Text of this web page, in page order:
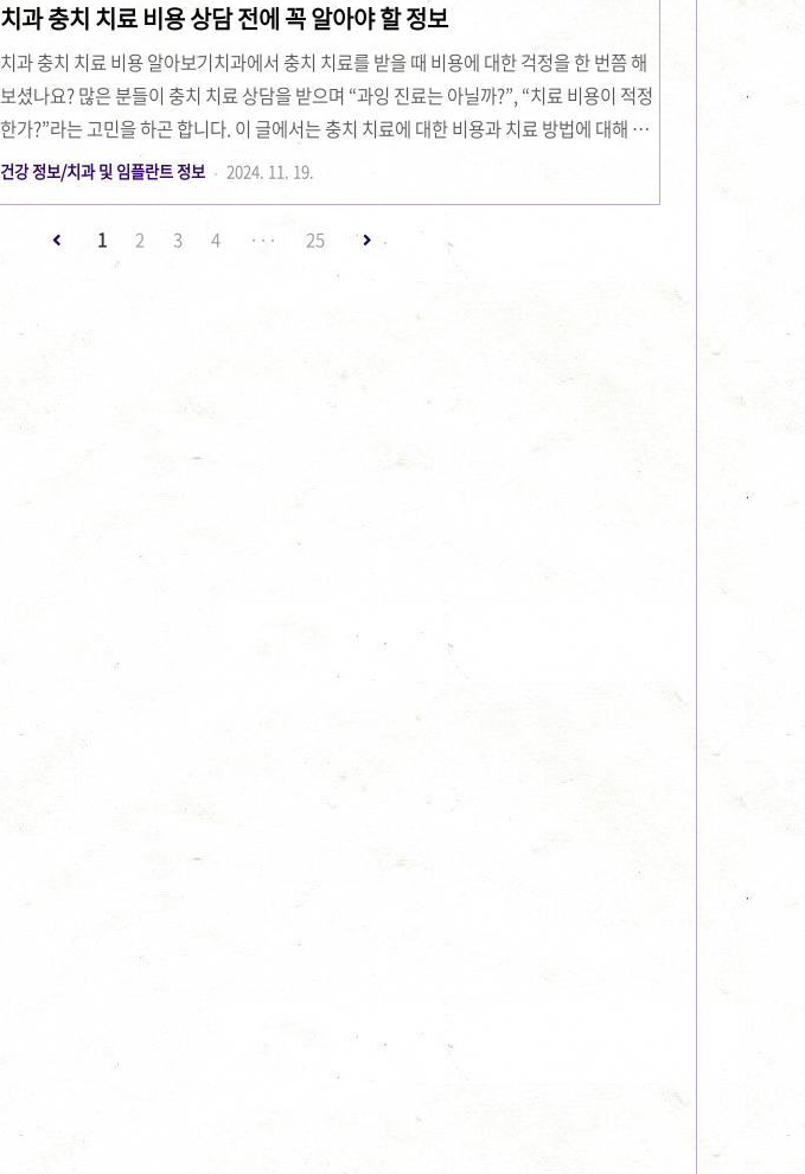
란 인공 치근을 턱뼈에 심어서 자연치아와 같은 기능과 모양을 회복시키는 치료 방법입니
다. 저 역시 처음 임플란트 시술을 고민할 때, ‘과연 내게 맞는 치료일까?’라는 의문이 들었
고, 이 글을 ..
치과 충치 치료 비용 상담 전에 꼭 알아야 할 정보
치과 충치 치료 비용 알아보기치과에서 충치 치료를 받을 때 비용에 대한 걱정을 한 번쯤 해
보셨나요? 많은 분들이 충치 치료 상담을 받으며 “과잉 진료는 아닐까?”, “치료 비용이 적정
한가?”라는 고민을 하곤 합니다. 이 글에서는 충치 치료에 대한 비용과 치료 방법에 대해 상
세히 알아보고, 상담 시 유용한 팁도 함께 제공합니다. 충치 치료 비용, 왜 이렇게 고민될까
은 아마 주변 사람들에게 물어보는 것입니다. 하지만 사람마다 충치의 범위와 상태, 치료 방
식이 다르기 때문에 정확한 비용을 비교하기는 어렵습니다. 또한 치과마다 비용 책정 기준
건강 정보/치과 및 임플란트 정보 2024. 11. 19.
1 2 3 4 ··· 25